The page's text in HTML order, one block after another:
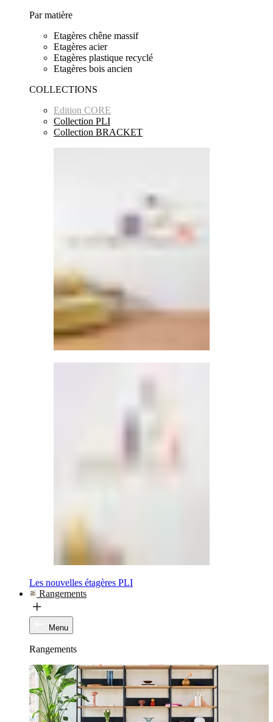
Par matière
Etagères chêne massif
Etagères acier
Etagères plastique recyclé
Etagères bois ancien
COLLECTIONS
Edition CORE
Collection PLI
Collection BRACKET
Les nouvelles étagères PLI
Rangements
Menu
Rangements